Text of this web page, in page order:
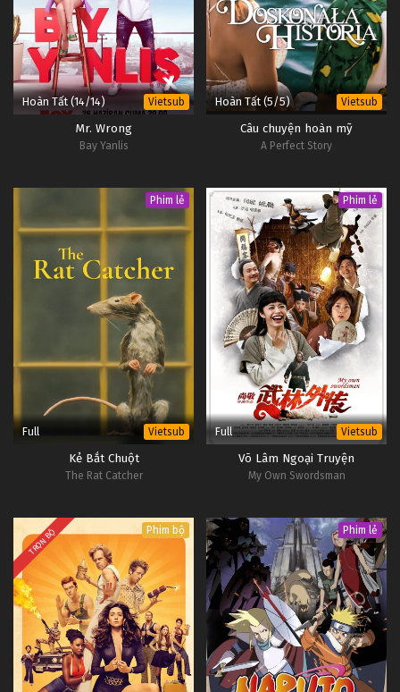
Hoàn Tất (14/14) Vietsub
Mr. Wrong
Bay Yanlis
Hoàn Tất (5/5) Vietsub
Câu chuyện hoàn mỹ
A Perfect Story
Phim lẻ
Full Vietsub
Kẻ Bắt Chuột
The Rat Catcher
Phim lẻ
Full Vietsub
Võ Lâm Ngoại Truyện
My Own Swordsman
TRỌN BỘ Phim bộ Phim lẻ